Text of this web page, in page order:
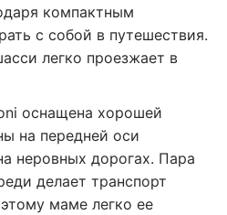
компактным
с собой в путешествия.
легко проезжает в
оснащена хорошей
на передней оси
неровных дорогах. Пара
делает транспорт
маме легко ее